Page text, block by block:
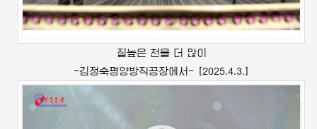
질높은 천을 더 많이
-김정숙평양방직공장에서- [2025.4.3.]